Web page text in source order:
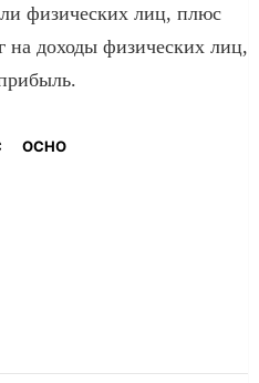
физических лиц, плюс
доходы физических лиц,
ОСНО